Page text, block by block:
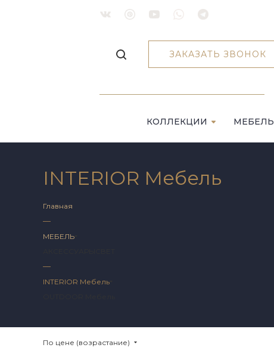
ЗАКАЗАТЬ ЗВОНОК
КОЛЛЕКЦИИ МЕБЕЛЬ
INTERIOR Мебель
Главная
—
МЕБЕЛЬ
—
INTERIOR Мебель
По цене (возрастание)